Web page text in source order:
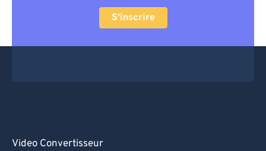
S'inscrire
Video Convertisseur